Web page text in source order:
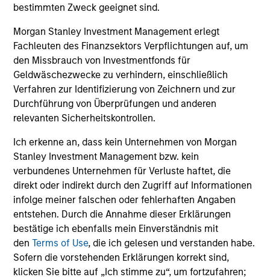
bestimmten Zweck geeignet sind.
Morgan Stanley Investment Management erlegt
Fachleuten des Finanzsektors Verpflichtungen auf, um
den Missbrauch von Investmentfonds für
Geldwäschezwecke zu verhindern, einschließlich
Verfahren zur Identifizierung von Zeichnern und zur
Durchführung von Überprüfungen und anderen
relevanten Sicherheitskontrollen.
Ich erkenne an, dass kein Unternehmen von Morgan
Stanley Investment Management bzw. kein
verbundenes Unternehmen für Verluste haftet, die
direkt oder indirekt durch den Zugriff auf Informationen
infolge meiner falschen oder fehlerhaften Angaben
entstehen. Durch die Annahme dieser Erklärungen
bestätige ich ebenfalls mein Einverständnis mit
denTerms of Use, die ich gelesen und verstanden habe.
Sofern die vorstehenden Erklärungen korrekt sind,
klicken Sie bitte auf „Ich stimme zu“, um fortzufahren;
follow areas with distinctly different business models.
3
CULTURE
Counterpoint Global has a distinctive culture that
encourages innovation, evolution and continued learning.
4
EXPERIENCED AND STABLE TEAM
The team has been managing money since 1998. They
have a long-term investment horizon that promotes
perspective and insight.